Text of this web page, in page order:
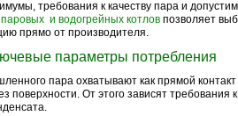
требования к качеству пара и
и водогрейных котлов позволяет
прямо от производителя.
параметры потребления
пара охватывают как прямой контакт
поверхности. От этого зависят требования к